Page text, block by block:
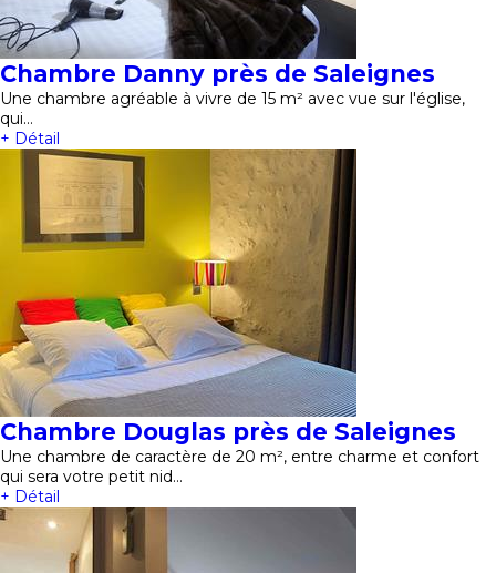
Chambre Danny près de Saleignes
Une chambre agréable à vivre de 15 m² avec vue sur l'église,
qui…
+ Détail
Chambre Douglas près de Saleignes
Une chambre de caractère de 20 m², entre charme et confort
qui sera votre petit nid…
+ Détail